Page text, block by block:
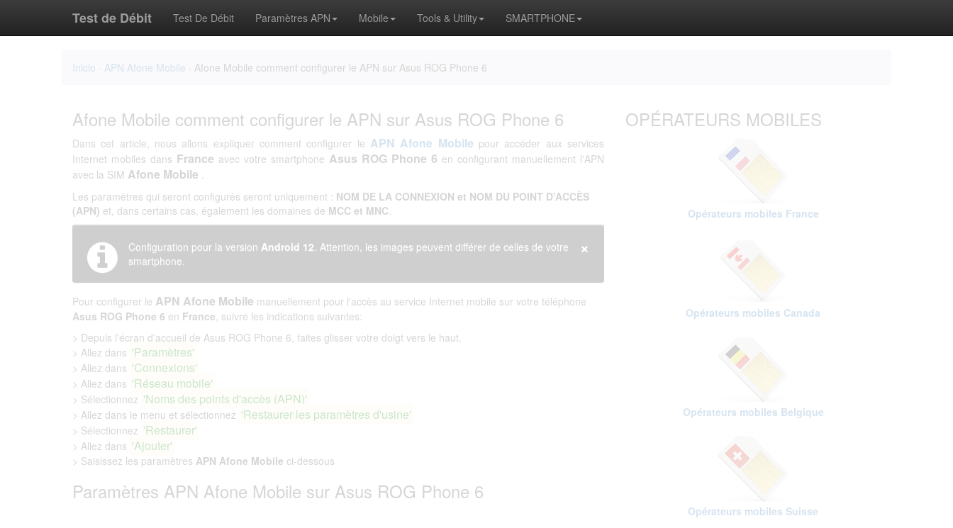
Test de Débit Test De Débit Paramètres APN Mobile Tools & Utility SMARTPHONE
Inicio APN Afone Mobile · Afone Mobile comment configurer le APN sur Asus ROG Phone 6
Afone Mobile comment configurer le APN sur Asus ROG Phone 6
Dans cet article, nous allons expliquer comment configurer le APN Afone Mobile pour accéder aux services
Internet mobiles dans France avec votre smartphone Asus ROG Phone 6 en configurant manuellement l'APN
avec la SIM Afone Mobile .
Les paramètres qui seront configurés seront uniquement : NOM DE LA CONNEXION et NOM DU POINT D'ACCÈS
(APN) et, dans certains cas, également les domaines de MCC et MNC.
×
Configuration pour la version Android 12. Attention, les images peuvent différer de celles de votre
smartphone.
Pour configurer le APN Afone Mobile manuellement pour l'accès au service Internet mobile sur votre téléphone
Asus ROG Phone 6 en France, suivre les indications suivantes:
> Depuis l'écran d'accueil de Asus ROG Phone 6, faites glisser votre doigt vers le haut.
> Allez dans 'Paramètres'
> Allez dans 'Connexions'
> Allez dans 'Réseau mobile'
> Sélectionnez 'Noms des points d'accès (APN)'
> Allez dans le menu et sélectionnez 'Restaurer les paramètres d'usine'
> Sélectionnez 'Restaurer'
> Allez dans 'Ajouter'
> Saisissez les paramètres APN Afone Mobile ci-dessous
Paramètres APN Afone Mobile sur Asus ROG Phone 6
OPÉRATEURS MOBILES
Opérateurs mobiles France
Opérateurs mobiles Canada
Opérateurs mobiles Belgique
Opérateurs mobiles Suisse